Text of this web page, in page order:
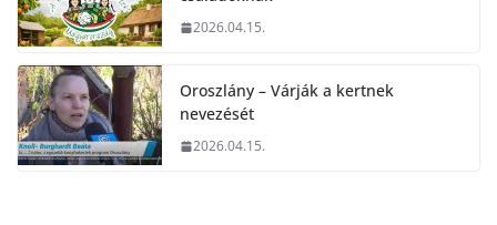
2026.04.15.
Oroszlány – Várják a kertnek
nevezését
2026.04.15.